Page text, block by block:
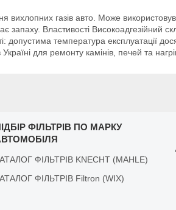
газів авто. Може
запаху. Властивості Високоадгезійний
допустима температура експлуатації
для ремонту камінів, печей та
ФІЛЬТРІВ ПО МАРКУ
ФІЛЬТРІВ KNECHT (MAHLE)
ФІЛЬТРІВ Filtron (WIX)